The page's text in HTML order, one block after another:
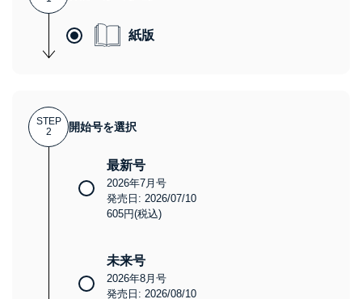
紙版
STEP
2
開始号を選択
最新号
2026年7月号
発売日: 2026/07/10
605円(税込)
未来号
2026年8月号
発売日: 2026/08/10